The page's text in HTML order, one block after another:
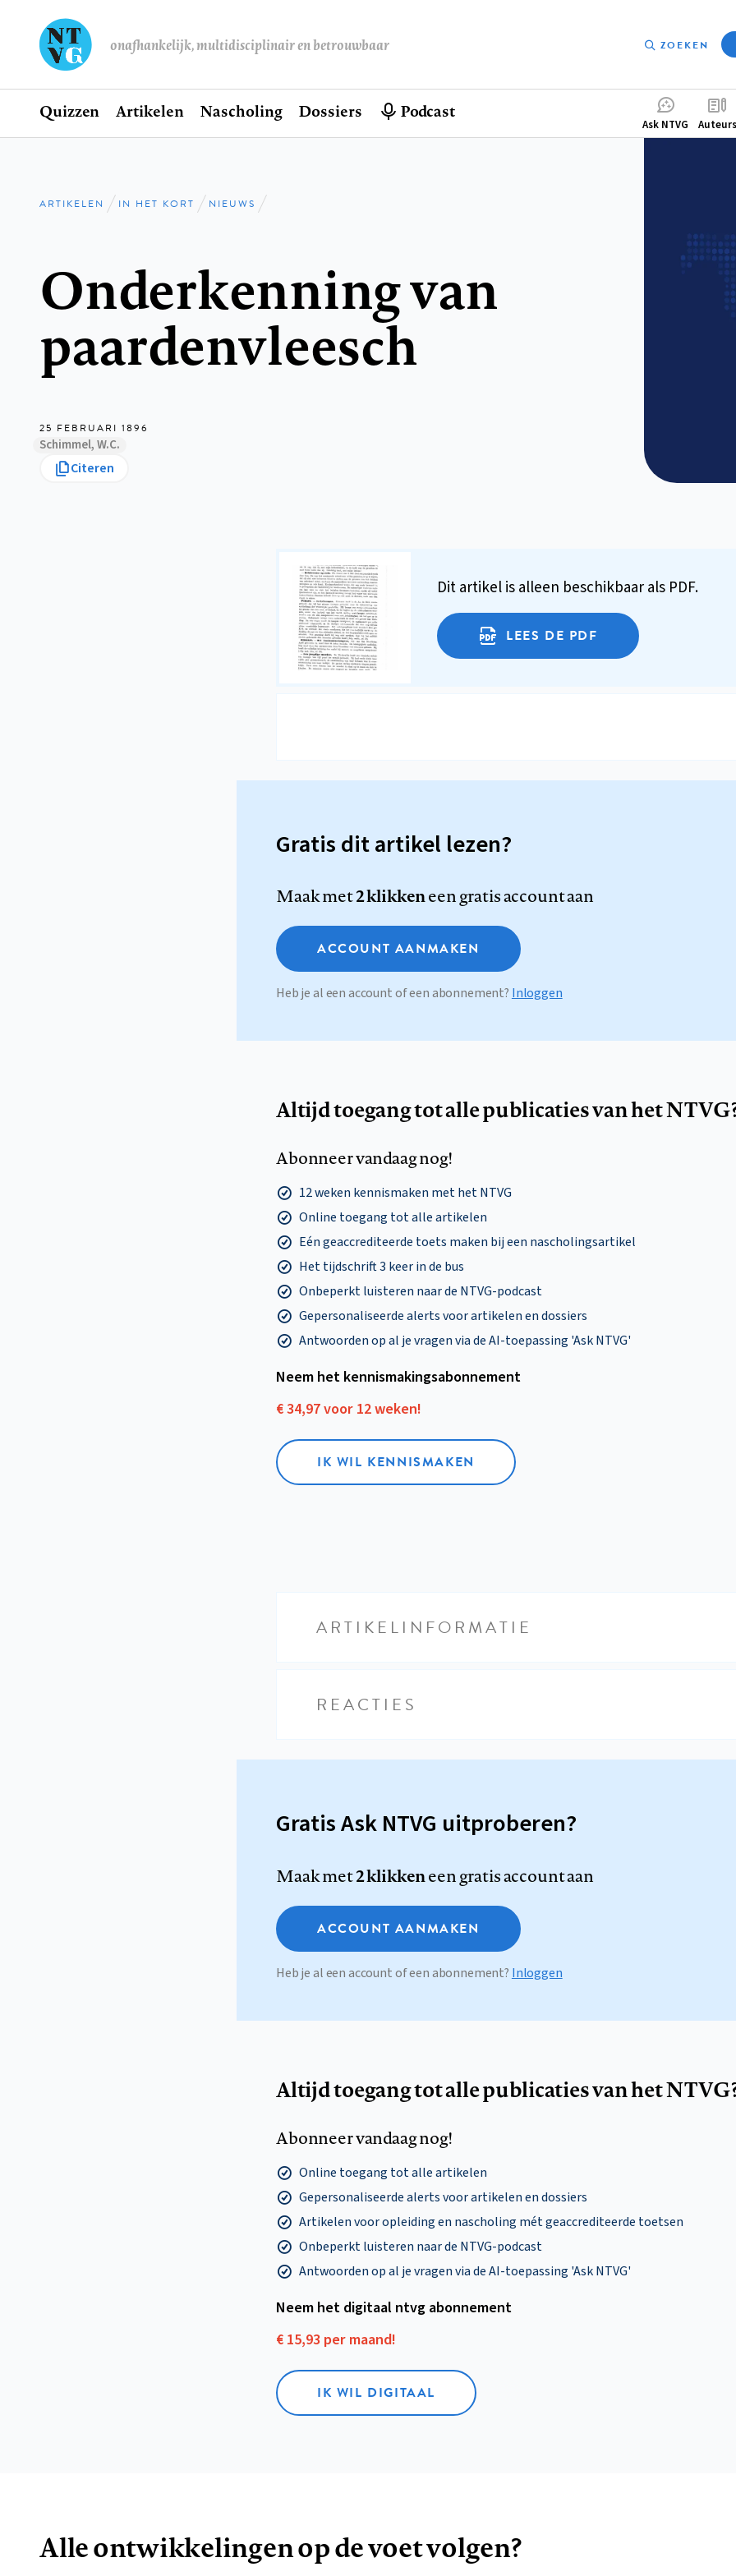
onafhankelijk, multidisciplinair en betrouwbaar ZOEKEN
Hoofdnavigatie
Home
Quizzen Artikelen Nascholing Dossiers Podcast
Ask NTVG Auteurs
Kruimelpad
ARTIKELEN IN HET KORT NIEUWS
Onderkenning van
paardenvleesch
25 FEBRUARI 1896
Schimmel, W.C.
Citeren
Dit artikel is alleen beschikbaar als PDF.
LEES DE PDF
Gratis dit artikel lezen?
Maak met2 klikkeneen gratis account aan
ACCOUNT AANMAKEN
Heb je al een account of een abonnement? Inloggen
Altijd toegang tot alle publicaties van het
Abonneer vandaag nog!
12 weken kennismaken met het NTVG
Online toegang tot alle artikelen
Eén geaccrediteerde toets maken bij een nascholingsartikel
Het tijdschrift 3 keer in de bus
Onbeperkt luisteren naar de NTVG-podcast
Gepersonaliseerde alerts voor artikelen en dossiers
Antwoorden op al je vragen via de AI-toepassing 'Ask NTVG'
Neem het kennismakings­abonnement
€ 34,97 voor 12 weken!
IK WIL KENNISMAKEN
ARTIKELINFORMATIE
REACTIES
Gratis Ask NTVG uitproberen?
Maak met2 klikkeneen gratis account aan
ACCOUNT AANMAKEN
Heb je al een account of een abonnement? Inloggen
Altijd toegang tot alle publicaties van het
Abonneer vandaag nog!
Online toegang tot alle artikelen
Gepersonaliseerde alerts voor artikelen en dossiers
Artikelen voor opleiding en nascholing mét geaccrediteerde toetsen
Onbeperkt luisteren naar de NTVG-podcast
Antwoorden op al je vragen via de AI-toepassing 'Ask NTVG'
Neem het digitaal ntvg abonnement
€ 15,93 per maand!
IK WIL DIGITAAL
Alle ontwikkelingen op de voet volgen?